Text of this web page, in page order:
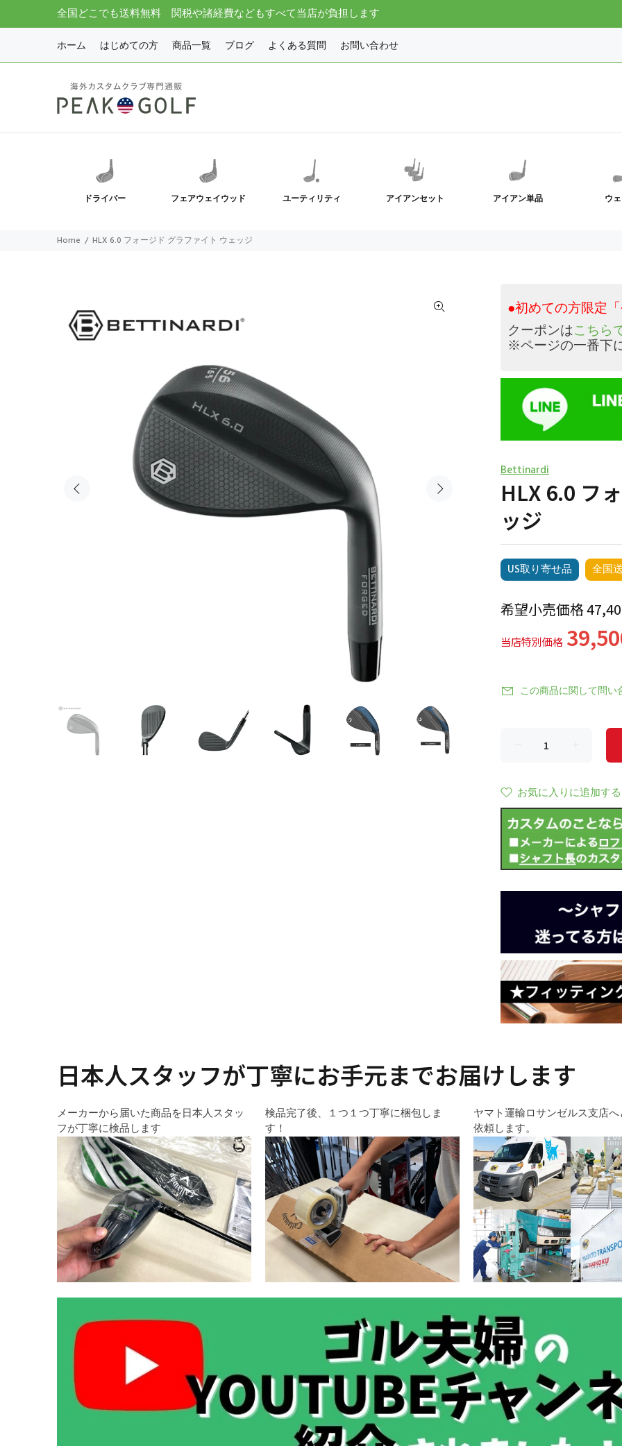
全国どこでも送料無料 関税や諸経費などもすべて当店が負担します
ホーム はじめての方 商品一覧 ブログ よくある質問 お問い合わせ
ドライバー フェアウェイウッド ユーティリティ アイアンセット アイアン単品 ウ
Home HLX 6.0 フォージド グラファイト ウェッジ
●初めての方限定
クーポンはこちら
※ページの一番下
Bettinardi
HLX 6.0 フ
ッジ
US取り寄せ品 全国
希望小売価格
当店特別価格
この商品に関して問い
お気に入りに追加する
日本人スタッフが丁寧にお手元までお届けします
メーカーから届いた商品を日本人スタッ
フが丁寧に検品します
検品完了後、１つ１つ丁寧に梱包しま
す！
ヤマト運輸ロサンゼルス支店
依頼します。